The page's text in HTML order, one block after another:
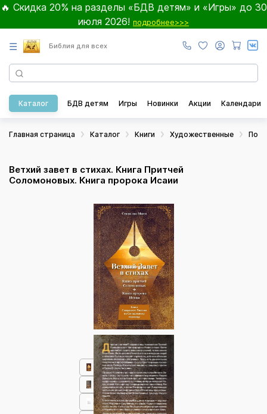
🔥 Скидка 20% на разделы «БДВ детям» и «Игры» до 30
июля 2026! подробнее>>>
☰ Библия для всех
Каталог БДВ детям Игры Новинки Акции Календари
Главная страница Каталог Книги Художественные
Ветхий завет в стихах. Книга Притчей
Соломоновых. Книга пророка Исаии